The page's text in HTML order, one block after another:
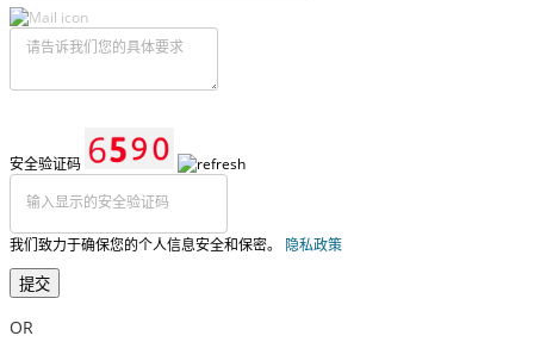
安全验证码
我们致力于确保您的个人信息安全和保密。 隐私政策
提交
OR